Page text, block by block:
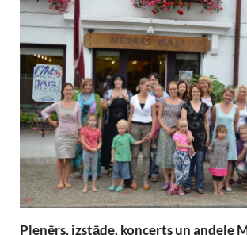
Plenērs, izstāde, koncerts un andele